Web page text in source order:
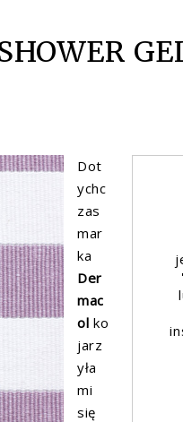
Dot
ychc
zas
mar
ka
Der
mac
ol ko
jarz
yła
mi
się